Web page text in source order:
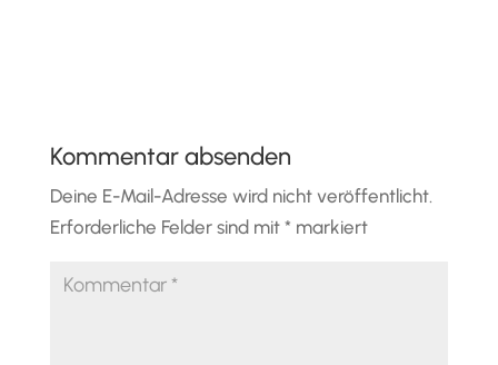
Kommentar absenden
Deine E-Mail-Adresse wird nicht veröffentlicht.
Erforderliche Felder sind mit * markiert